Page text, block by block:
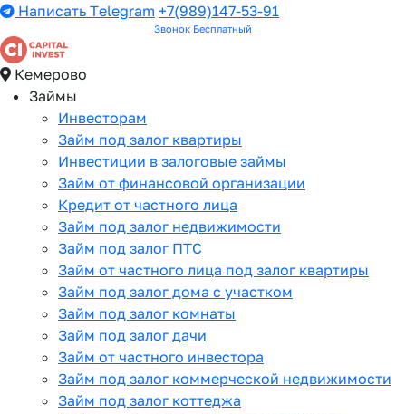
Написать Telegram +7(989)147-53-91
Звонок Бесплатный
Кемерово
Займы
Инвесторам
Займ под залог квартиры
Инвестиции в залоговые займы
Займ от финансовой организации
Кредит от частного лица
Займ под залог недвижимости
Займ под залог ПТС
Займ от частного лица под залог квартиры
Займ под залог дома с участком
Займ под залог комнаты
Займ под залог дачи
Займ от частного инвестора
Займ под залог коммерческой недвижимости
Займ под залог коттеджа